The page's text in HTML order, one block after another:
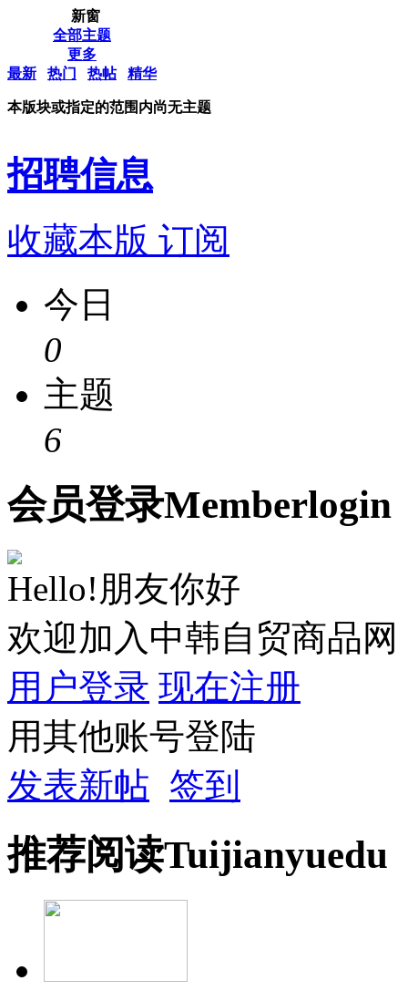
新窗
全部主题
更多
最新
热门 热帖 精华
本版块或指定的范围内尚无主题
招聘信息
收藏本版 订阅
今日
0
主题
6
会员登录Memberlogin
Hello!朋友你好
欢迎加入中韩自贸商品网
用户登录 现在注册
用其他账号登陆
发表新帖 签到
推荐阅读Tuijianyuedu